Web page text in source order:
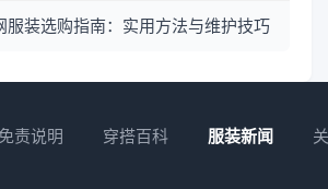
服装选购指南：实用方法与维护技巧
免责说明 穿搭百科 服装新闻